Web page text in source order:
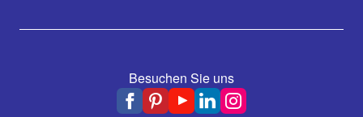
Besuchen Sie uns